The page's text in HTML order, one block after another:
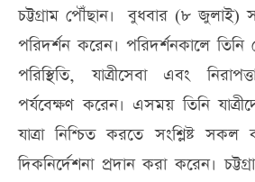
চট্টগ্রাম পৌঁছান। বুধবার (৮ জুলাই)
পরিদর্শন করেন। পরিদর্শনকালে তিনি
পরিস্থিতি, যাত্রীসেবা এবং
পর্যবেক্ষণ করেন। এসময় তিনি
যাত্রা নিশ্চিত করতে সংশ্লিষ্ট সকল
দিকনির্দেশনা প্রদান করা করেন।